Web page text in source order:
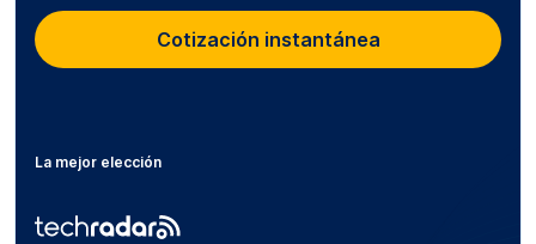
Cotización instantánea
La mejor elección